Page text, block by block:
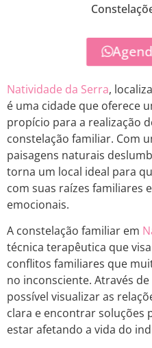
Natividade da Serra,
é uma cidade que oferece
propício para a realização
constelação familiar. Com
paisagens naturais
torna um local ideal para
com suas raízes familiares
emocionais.
A constelação familiar em
técnica terapêutica que
conflitos familiares que
no inconsciente. Através
possível visualizar as
clara e encontrar soluções
estar afetando a vida do